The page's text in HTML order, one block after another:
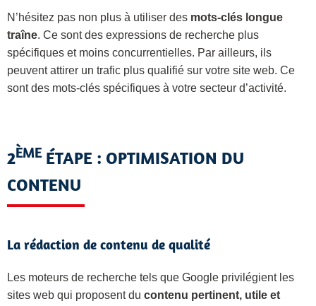
N’hésitez pas non plus à utiliser des mots-clés longue
traîne. Ce sont des expressions de recherche plus
spécifiques et moins concurrentielles. Par ailleurs, ils
peuvent attirer un trafic plus qualifié sur votre site web. Ce
sont des mots-clés spécifiques à votre secteur d’activité.
2ÈMEÉTAPE : OPTIMISATION DU
CONTENU
La rédaction de contenu de qualité
Les moteurs de recherche tels que Google privilégient les
sites web qui proposent du contenu pertinent, utile et